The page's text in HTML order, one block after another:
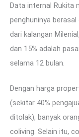
Data internal Rukita
penghuninya
dari kalangan Milenial,
dan 15% adalah
selama 12 bulan.
Dengan harga
(sekitar 40%
ditolak), banyak
coliving. Selain itu,